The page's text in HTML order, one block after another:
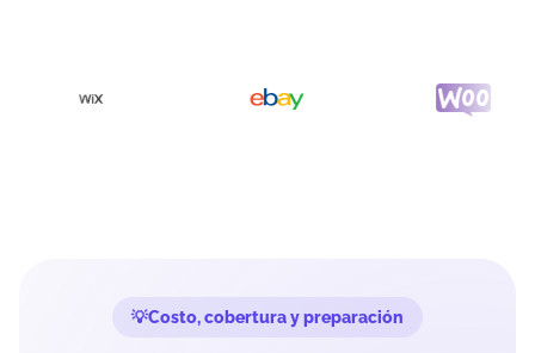
Costo, cobertura y preparación